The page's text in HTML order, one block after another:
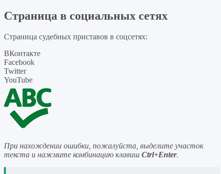
Страница в социальных сетях
Страница судебных приставов в соцсетях:
ВКонтакте
Facebook
Twitter
YouTube
При нахождении ошибки, пожалуйста, выделите участок
текста и нажмите комбинацию клавиш Ctrl+Enter.